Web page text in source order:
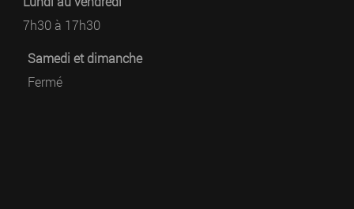
7h30 à 17h30
Samedi et dimanche
Fermé